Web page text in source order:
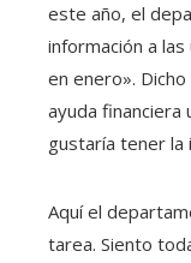
este año, el
información a
en enero».
ayuda
gustaría tener la
Aquí el
tarea. Siento